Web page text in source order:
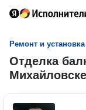
Ремонт и
Отделка
Михайловске